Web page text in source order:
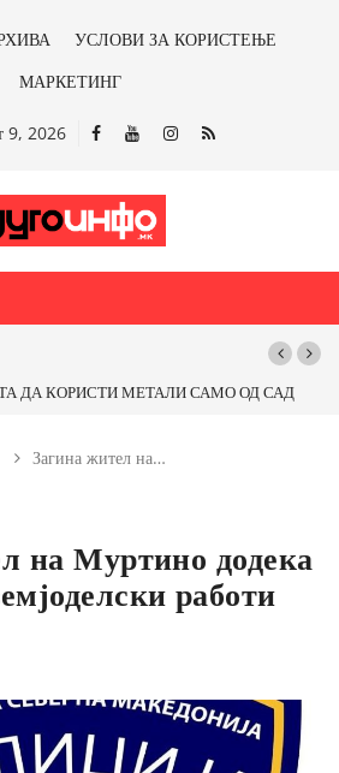
УСЛОВИ ЗА КОРИСТЕЊЕ
МАРКЕТИНГ
9, 2026
ДА КОРИСТИ МЕТАЛИ САМО ОД САД
Загина жител на…
на Муртино додека
работи